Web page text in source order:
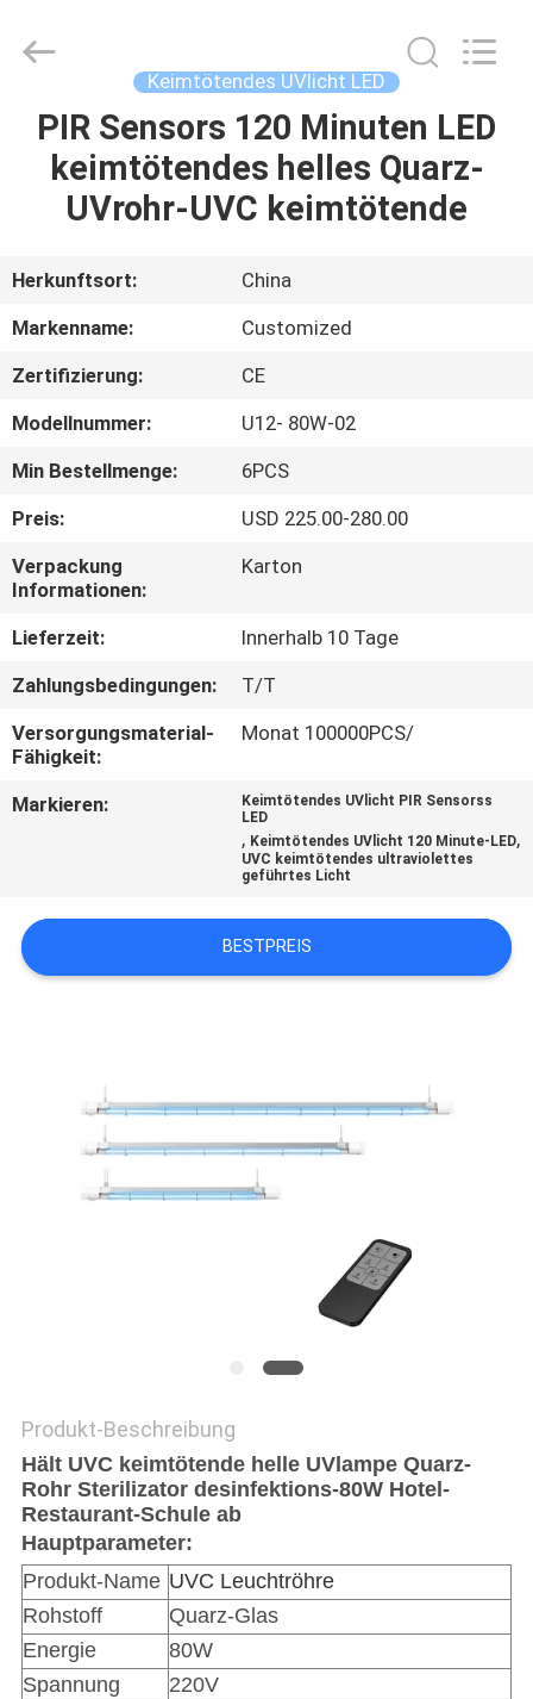
HAUS
PRODUKTE
ÜBER
UNS
FABRIK-
AUSFLUG
QUALITÄTSKONTROLLE
TRETEN
SIE
MIT
IN
VERBINDUNG
FORDERN
SIE
SITEMAP
Electronics
Reserved.
Keimtötendes UVlicht LED
PIR Sensors 120 Minuten LED
keimtötendes helles Quarz-
UVrohr-UVC keimtötende
Herkunftsort:
China
Markenname:
Customized
Zertifizierung:
CE
Modellnummer:
U12- 80W-02
Min Bestellmenge:
6PCS
Preis:
USD 225.00-280.00
Verpackung
Informationen:
Karton
Lieferzeit:
Innerhalb 10 Tage
Zahlungsbedingungen:
T/T
Versorgungsmaterial-
Fähigkeit:
Monat 100000PCS/
Markieren:
Keimtötendes UVlicht PIR Sensorss
LED
, Keimtötendes UVlicht 120 Minute-LED,
UVC keimtötendes ultraviolettes
geführtes Licht
BESTPREIS
Produkt-Beschreibung
Hält UVC keimtötende helle UVlampe Quarz-
Rohr Sterilizator desinfektions-80W Hotel-
Restaurant-Schule ab
Hauptparameter:
Produkt-Name UVC Leuchtröhre
Rohstoff
Quarz-Glas
Energie
80W
Spannung
220V